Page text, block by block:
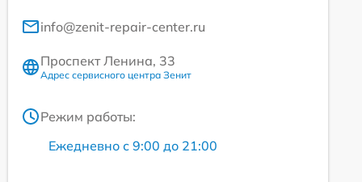
info@zenit-repair-center.ru
Проспект Ленина, 33
Адрес сервисного центра Зенит
Режим работы:
Ежедневно с 9:00 до 21:00